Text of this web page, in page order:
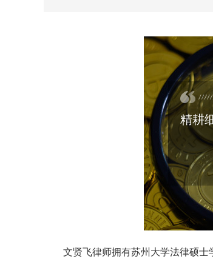
精耕
文贤飞律师拥有苏州大学法律硕